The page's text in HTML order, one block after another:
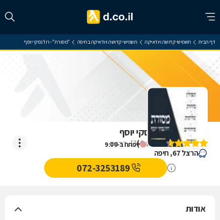
דף הבית תשמישי קדושה ויודאיקה תשמישי קדושה ויודאיקה בחיפה "מסורת" - רוז'נסקי יוסף
ייפתח ב-9:00
"מסורת" - רוז'נסקי יוסף
(
4.6
)
13דירוגים
הרצל 67, חיפה
072-3253189
אודות